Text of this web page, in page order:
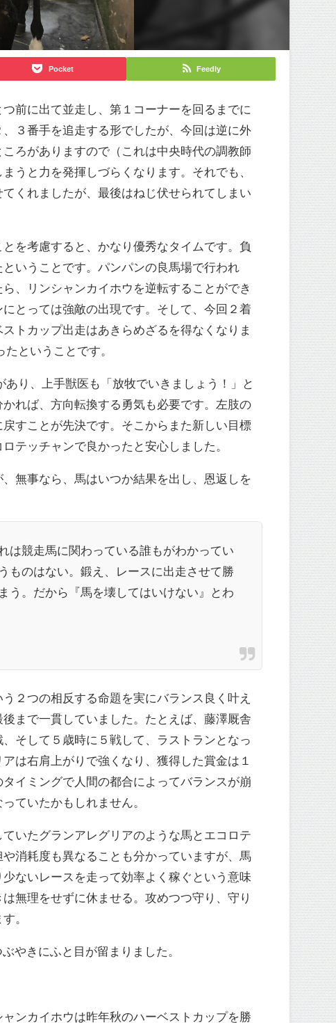
Pocket Feedly
前に出て並走し、第１コーナーを回るまでに
３番手を追走する形でしたが、今回は逆に外
ろがありますので（これは中央時代の調教師
うと力を発揮しづらくなります。それでも、
くれましたが、最後はねじ伏せられてしまい
を考慮すると、かなり優秀なタイムです。負
いうことです。パンパンの良馬場で行われ
、リンシャンカイホウを逆転することができ
とっては強敵の出現です。そして、今回２着
トカップ出走はあきらめざるを得なくなりま
ということです。
り、上手獣医も「放牧でいきましょう！」と
れば、方向転換する勇気も必要です。左肢の
すことが先決です。そこからまた新しい目標
テッチャンで良かったと安心しました。
無事なら、馬はいつか結果を出し、恩返しを
は競走馬に関わっている誰もがわかってい
ものはない。鍛え、レースに出走させて勝
う。だから『馬を壊してはいけない』とわ
２つの相反する命題を実にバランス良く叶え
まで一貫していました。たとえば、藤澤厩舎
そして５歳時に５戦して、ラストランとなっ
は右肩上がりで強くなり、獲得した賞金は１
イミングで人間の都合によってバランスが崩
ていたかもしれません。
いたグランアレグリアのような馬とエコロテ
消耗度も異なることも分かっていますが、馬
ないレースを走って効率よく稼ぐという意味
無理をせずに休ませる。攻めつつ守り、守り
。
やきにふと目が留まりました。
ンカイホウは昨年秋のハーベストカップを勝